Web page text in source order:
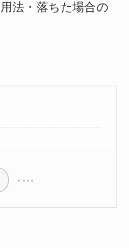
法・落ちた場合の